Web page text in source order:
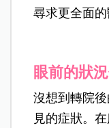
尋求更全面的
眼前的狀
沒想到轉院
見的症狀。